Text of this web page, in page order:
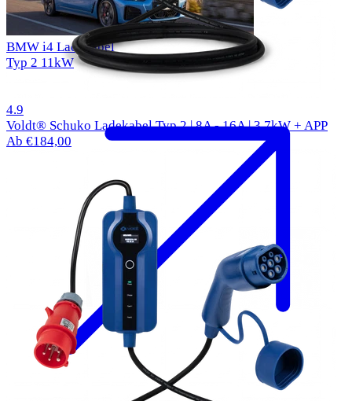
BMW i4 Ladekabel
Typ 2 11kW
4.9
Voldt® Schuko Ladekabel Typ 2 | 8A - 16A | 3,7kW + APP
Ab €184,00